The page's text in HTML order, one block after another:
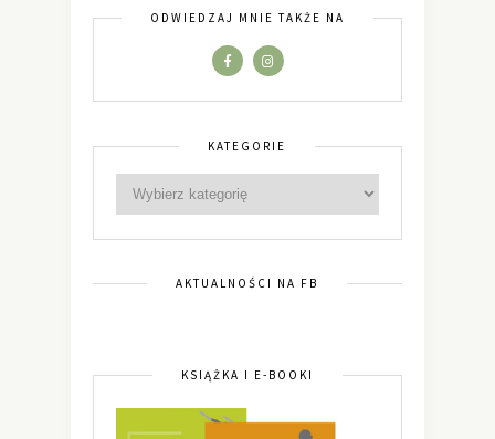
ODWIEDZAJ MNIE TAKŻE NA
KATEGORIE
AKTUALNOŚCI NA FB
KSIĄŻKA I E-BOOKI